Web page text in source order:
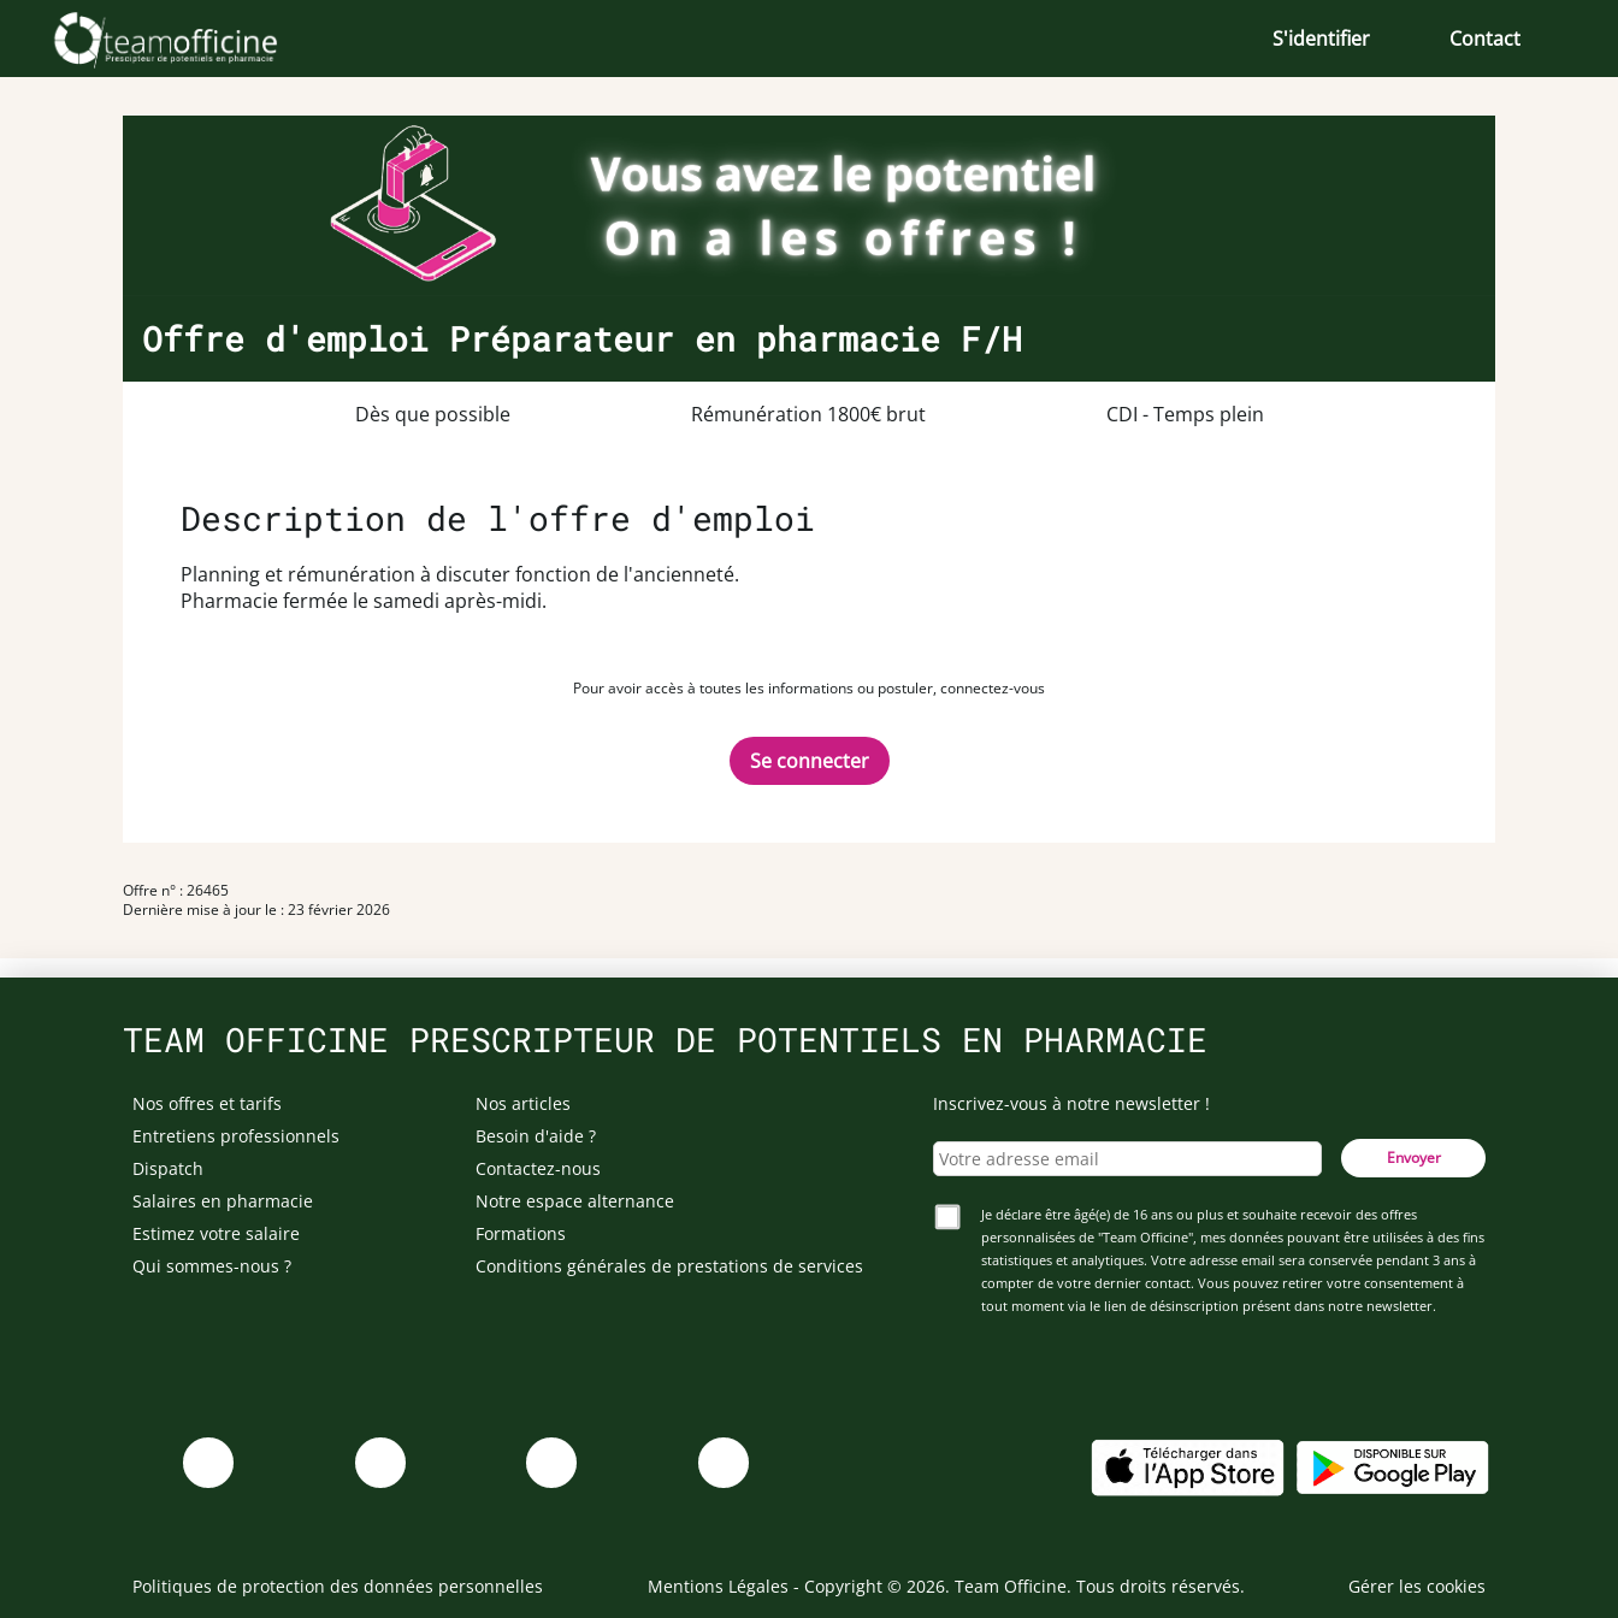
S'identifier Contact
Offre d'emploi Préparateur en pharmacie F/H
Dès que possible Rémunération 1800€ brut CDI - Temps plein
Description de l'offre d'emploi
Planning et rémunération à discuter fonction de l'ancienneté.
Pharmacie fermée le samedi après-midi.
Pour avoir accès à toutes les informations ou postuler, connectez-vous
Se connecter
Offre n° : 26465
Dernière mise à jour le : 23 février 2026
TEAM OFFICINE PRESCRIPTEUR DE POTENTIELS EN PHARMACIE
Nos offres et tarifs
Entretiens professionnels
Dispatch
Salaires en pharmacie
Estimez votre salaire
Qui sommes-nous ?
Nos articles
Besoin d'aide ?
Contactez-nous
Notre espace alternance
Formations
Conditions générales de prestations de services
Inscrivez-vous à notre newsletter !
Envoyer
Je déclare être âgé(e) de 16 ans ou plus et souhaite recevoir des offres
personnalisées de "Team Officine", mes données pouvant être utilisées à des fins
statistiques et analytiques. Votre adresse email sera conservée pendant 3 ans à
compter de votre dernier contact. Vous pouvez retirer votre consentement à
tout moment via le lien de désinscription présent dans notre newsletter.
Politiques de protection des données personnelles Mentions Légales - Copyright © 2026. Team Officine. Tous droits réservés. Gérer les cookies